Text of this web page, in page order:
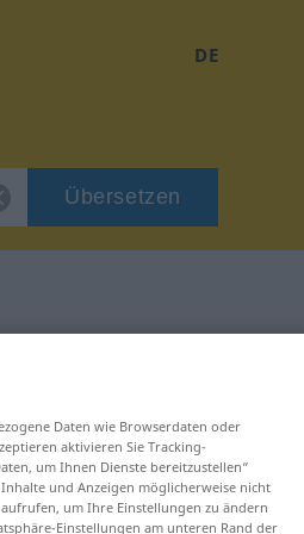
DE
Übersetzen
Daten wie Browserdaten oder
aktivieren Sie Tracking-
um Ihnen Dienste bereitzustellen“
und Anzeigen möglicherweise nicht
um Ihre Einstellungen zu ändern
Einstellungen am unteren Rand der